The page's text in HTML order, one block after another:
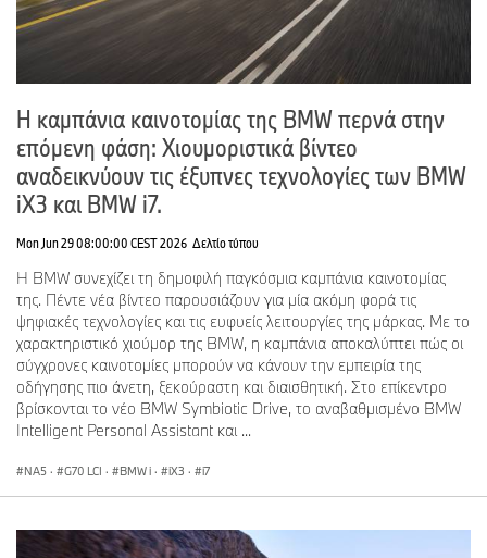
Η καμπάνια καινοτομίας της BMW περνά στην
επόμενη φάση: Χιουμοριστικά βίντεο
αναδεικνύουν τις έξυπνες τεχνολογίες των BMW
iX3 και BMW i7.
Mon Jun 29 08:00:00 CEST 2026 Δελτίο τύπου
Η BMW συνεχίζει τη δημοφιλή παγκόσμια καμπάνια καινοτομίας
της. Πέντε νέα βίντεο παρουσιάζουν για μία ακόμη φορά τις
ψηφιακές τεχνολογίες και τις ευφυείς λειτουργίες της μάρκας. Με το
χαρακτηριστικό χιούμορ της BMW, η καμπάνια αποκαλύπτει πώς οι
σύγχρονες καινοτομίες μπορούν να κάνουν την εμπειρία της
οδήγησης πιο άνετη, ξεκούραστη και διαισθητική. Στο επίκεντρο
βρίσκονται το νέο BMW Symbiotic Drive, το αναβαθμισμένο BMW
Intelligent Personal Assistant και ...
NA5 · G70 LCI · BMW i · iX3 · i7